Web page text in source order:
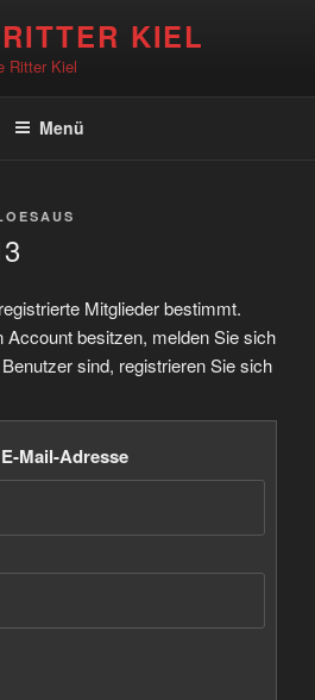
KIEL
Ritter Kiel
Menü
Mitglieder bestimmt.
Account besitzen, melden Sie sich
sind, registrieren Sie sich
Mail-Adresse